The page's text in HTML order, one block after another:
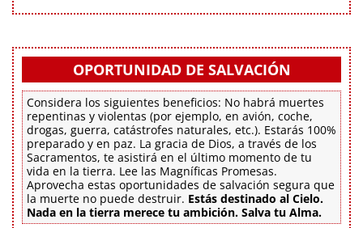
OPORTUNIDAD DE SALVACIÓN
Considera los siguientes beneficios: No habrá muertes
repentinas y violentas (por ejemplo, en avión, coche,
drogas, guerra, catástrofes naturales, etc.). Estarás 100%
preparado y en paz. La gracia de Dios, a través de los
Sacramentos, te asistirá en el último momento de tu
vida en la tierra. Lee las Magníficas Promesas.
Aprovecha estas oportunidades de salvación segura que
la muerte no puede destruir. Estás destinado al Cielo.
Nada en la tierra merece tu ambición. Salva tu Alma.